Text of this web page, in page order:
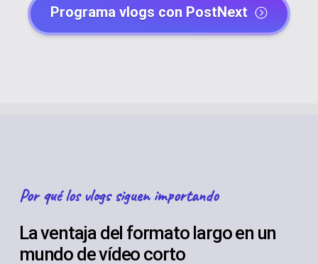
Programa vlogs con PostNext
Por qué los vlogs siguen importando
La ventaja del formato largo en un
mundo de vídeo corto